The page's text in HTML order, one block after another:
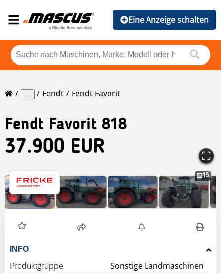
Eine Anzeige schalten
... Fendt Fendt Favorit
Fendt Favorit 818
37.900 EUR
15
INFO
Produktgruppe
Sonstige Landmaschinen